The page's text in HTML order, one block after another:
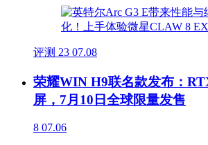
评测 23 07.08
荣耀WIN H9联名款发布：
屏，7月10日全球限量发售
8 07.06